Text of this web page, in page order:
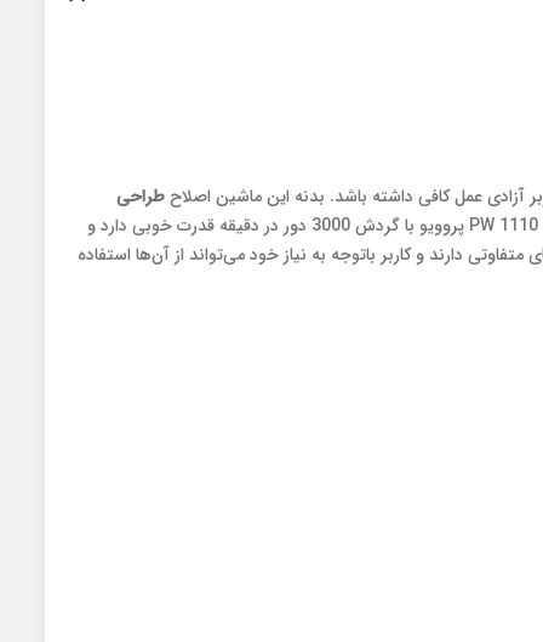
آزادی عمل کافی داشته باشد. بدنه‌ این ماشین اصلاحطراحی
است. موتور ماشین اصلاح برق مستقیم حرفه ای PW 1110 پروویو با گردش 3000 دور در دقیقه قدرت خوبی دارد و
اندازه‌های متفاوتی دارند و کاربر باتوجه به نیاز خود می‌تواند از آن‌ها استفاده